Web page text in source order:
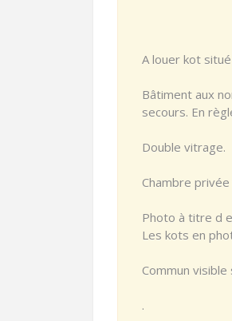
A louer kot
Bâtiment aux
secours. En
Double vitrage.
Chambre
Photo à titre d
Les kots en
Commun
.